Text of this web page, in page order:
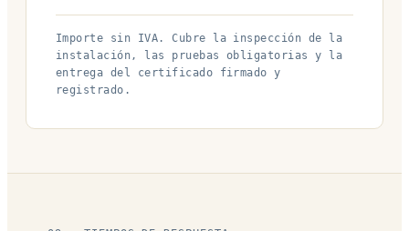
Importe sin IVA. Cubre la inspección de la
instalación, las pruebas obligatorias y la
entrega del certificado firmado y
registrado.